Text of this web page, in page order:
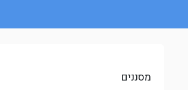
מסננים